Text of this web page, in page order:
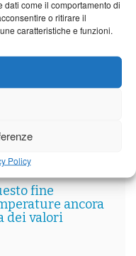
come il comportamento di
o ritirare il
caratteristiche e funzioni.
Policy
fine
ancora
dei valori